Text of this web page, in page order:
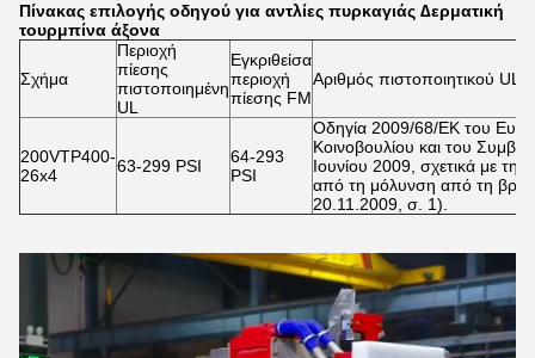
Πίνακας επιλογής οδηγού για αντλίες πυρκαγιάς ∆ερματική
τουρμπίνα άξονα
Σχήμα
Περιοχή
πίεσης
πιστοποιημένη
UL
Εγκριθείσα
περιοχή
πίεσης FM
Αριθμός πιστοποιητικού UL
200VTP400-
26x4
63-299 PSI
64-293
PSI
Οδηγία 2009/68/ΕΚ του
Κοινοβουλίου και του
Ιουνίου 2009, σχετικά με
από τη μόλυνση από τη
20.11.2009, σ. 1).